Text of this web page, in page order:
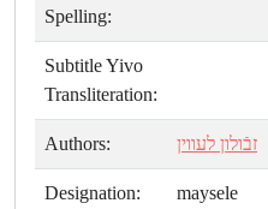
Spelling:
Subtitle Yivo
Transliteration:
Authors: זבֿולון לעווין
Designation: maysele